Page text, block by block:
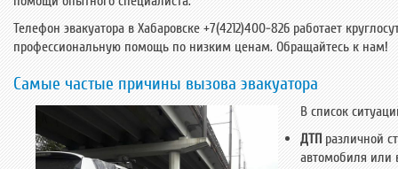
Телефон эвакуатора в Хабаровске +7(4212)400-826 работает
профессиональную помощь по низким ценам. Обращайтесь к нам!
Самые частые причины вызова эвакуатора
В список
ДТПразличной
автомобиля или